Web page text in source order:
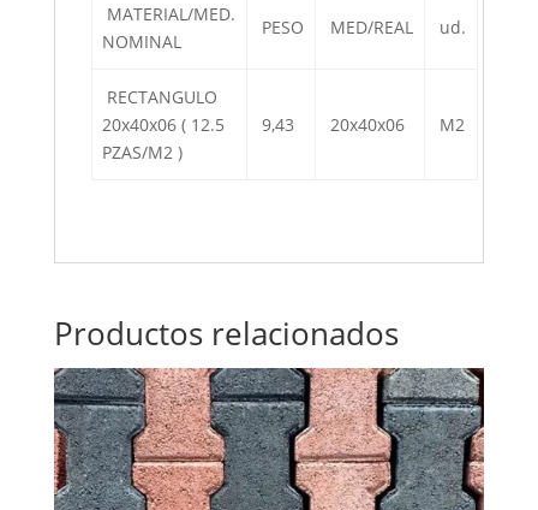
MATERIAL/MED.
NOMINAL
PESO MED/REAL ud.
RECTANGULO
20x40x06 ( 12.5
PZAS/M2 )
9,43 20x40x06 M2
Productos relacionados